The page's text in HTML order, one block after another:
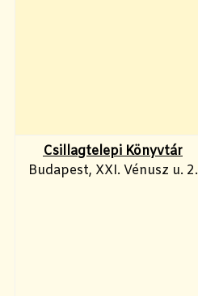
Csillagtelepi Könyvtár
Budapest, XXI. Vénusz u. 2.